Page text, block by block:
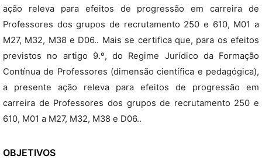
ação releva para efeitos de progressão em carreira de
Professores dos grupos de recrutamento 250 e 610, M01 a
M27, M32, M38 e D06.. Mais se certifica que, para os efeitos
previstos no artigo 9.º, do Regime Jurídico da Formação
Contínua de Professores (dimensão científica e pedagógica),
a presente ação releva para efeitos de progressão em
carreira de Professores dos grupos de recrutamento 250 e
610, M01 a M27, M32, M38 e D06..
OBJETIVOS